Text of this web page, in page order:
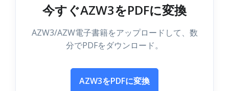
今すぐAZW3をPDFに変換
AZW3/AZW電子書籍をアップロードして、数
分でPDFをダウンロード。
AZW3をPDFに変換